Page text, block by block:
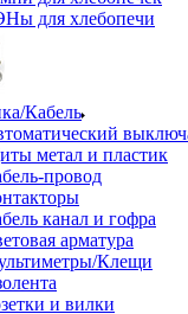
для хлебопечи
Кабель
метал и пластик
провод
канал и гофра
арматура
Клещи
и вилки